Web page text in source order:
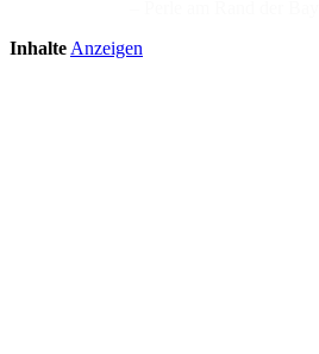
Inhalte Anzeigen